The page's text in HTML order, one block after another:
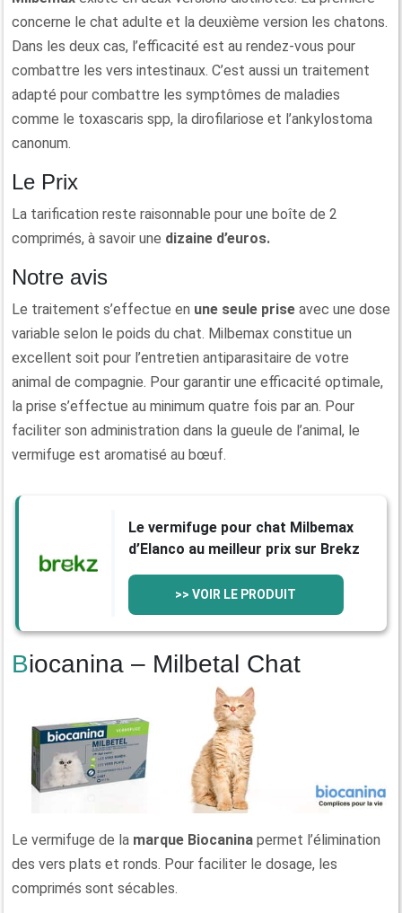
concerne le chat adulte et la deuxième version les chatons.
Dans les deux cas, l’efficacité est au rendez-vous pour
combattre les vers intestinaux. C’est aussi un traitement
adapté pour combattre les symptômes de maladies
comme le toxascaris spp, la dirofilariose et l’ankylostoma
canonum.
Le Prix
La tarification reste raisonnable pour une boîte de 2
comprimés, à savoir une dizaine d’euros.
Notre avis
Le traitement s’effectue en une seule prise avec une dose
variable selon le poids du chat. Milbemax constitue un
excellent soit pour l’entretien antiparasitaire de votre
animal de compagnie. Pour garantir une efficacité optimale,
la prise s’effectue au minimum quatre fois par an. Pour
faciliter son administration dans la gueule de l’animal, le
vermifuge est aromatisé au bœuf.
Le vermifuge pour chat Milbemax
d’Elanco au meilleur prix sur Brekz
>> VOIR LE PRODUIT
Biocanina – Milbetal Chat
Le vermifuge de la marque Biocanina permet l’élimination
des vers plats et ronds. Pour faciliter le dosage, les
comprimés sont sécables.